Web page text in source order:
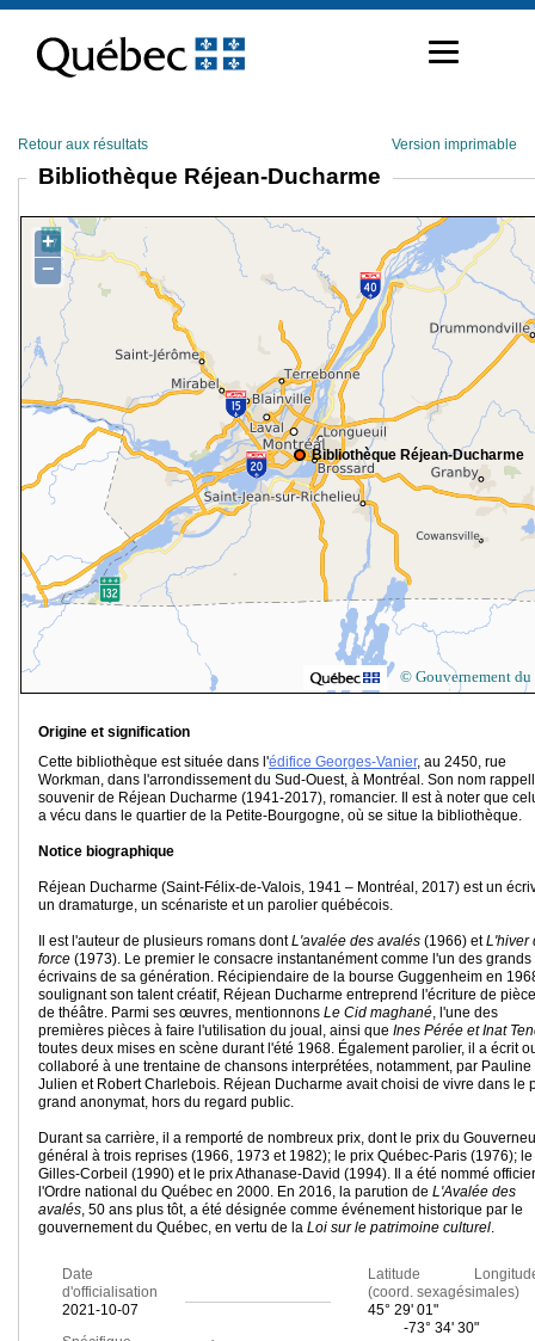
contenu
Retour aux résultats Version imprimable
Bibliothèque Réjean-Ducharme
Bibliothèque Réjean-Ducharme
+
−
© Gouvernement du
Origine et signification
Cette bibliothèque est située dans l'édifice Georges-Vanier, au 2450, rue
Workman, dans l'arrondissement du Sud-Ouest, à Montréal. Son nom
souvenir de Réjean Ducharme (1941-2017), romancier. Il est à noter que
a vécu dans le quartier de la Petite-Bourgogne, où se situe la bibliothèque.
Notice biographique
Réjean Ducharme (Saint-Félix-de-Valois, 1941 – Montréal, 2017) est un
un dramaturge, un scénariste et un parolier québécois.
Il est l'auteur de plusieurs romans dontL'avalée des avalés (1966) etL'hiver
force (1973). Le premier le consacre instantanément comme l'un des grands
écrivains de sa génération. Récipiendaire de la bourse Guggenheim en
soulignant son talent créatif, Réjean Ducharme entreprend l'écriture de
de théâtre. Parmi ses œuvres, mentionnons Le Cid maghané, l'une des
premières pièces à faire l'utilisation du joual, ainsi que Ines Pérée et Inat
toutes deux mises en scène durant l'été 1968. Également parolier, il a écrit
collaboré à une trentaine de chansons interprétées, notamment, par Pauline
Julien et Robert Charlebois. Réjean Ducharme avait choisi de vivre dans le
grand anonymat, hors du regard public.
Durant sa carrière, il a remporté de nombreux prix, dont le prix du
général à trois reprises (1966, 1973 et 1982); le prix Québec-Paris (1976);
Gilles-Corbeil (1990) et le prix Athanase-David (1994). Il a été nommé
l'Ordre national du Québec en 2000. En 2016, la parution de L'Avalée des
avalés, 50 ans plus tôt, a été désignée comme événement historique par le
gouvernement du Québec, en vertu de la Loi sur le patrimoine culturel.
Date
d'officialisation
2021-10-07
Latitude
(coord. sexagésimales)
45° 29' 01"
-73° 34' 30"